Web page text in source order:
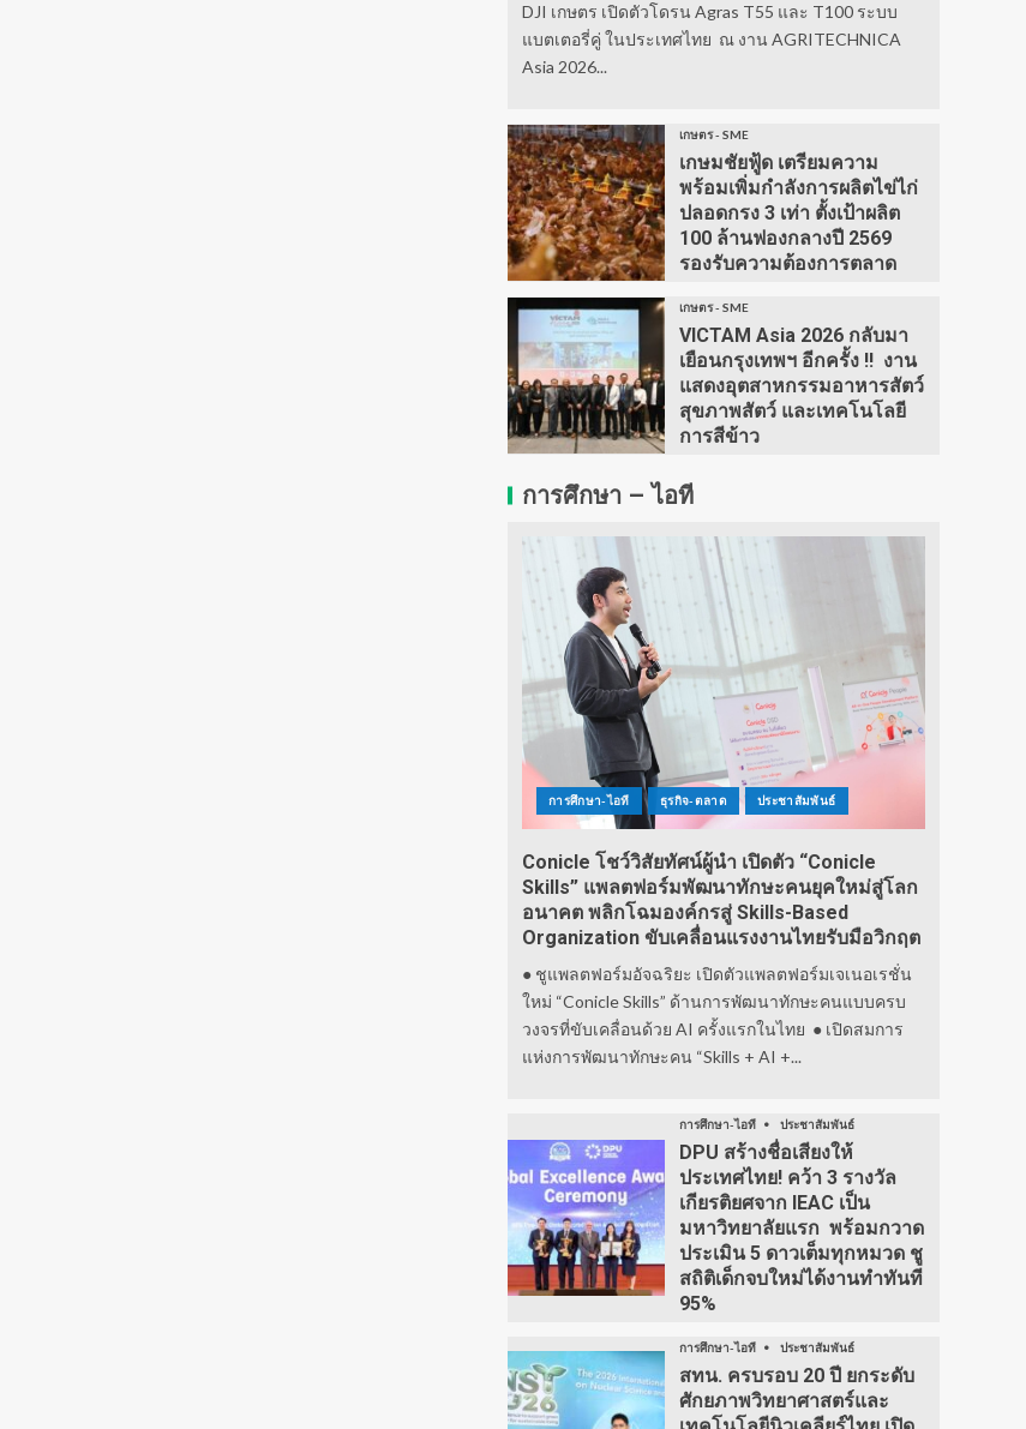
DJI เกษตร เปิดตัวโดรน Agras T55 และ T100 ระบบ
แบตเตอรี่คู่ ในประเทศไทย ณ งาน AGRITECHNICA
Asia 2026...
เกษตร - SME
เกษมชัยฟู้ด เตรียมความ
พร้อมเพิ่มกำลังการผลิตไข่ไก่
ปลอดกรง 3 เท่า ตั้งเป้าผลิต
100 ล้านฟองกลางปี 2569
รองรับความต้องการตลาด
เกษตร - SME
VICTAM Asia 2026 กลับมา
เยือนกรุงเทพฯ อีกครั้ง !! งาน
แสดงอุตสาหกรรมอาหารสัตว์
สุขภาพสัตว์ และเทคโนโลยี
การสีข้าว
การศึกษา – ไอที
การศึกษา-ไอที ธุรกิจ-ตลาด ประชาสัมพันธ์
Conicle โชว์วิสัยทัศน์ผู้นำ เปิดตัว “Conicle
Skills” แพลตฟอร์มพัฒนาทักษะคนยุคใหม่สู่โลก
อนาคต พลิกโฉมองค์กรสู่ Skills-Based
Organization ขับเคลื่อนแรงงานไทยรับมือวิกฤต
● ชูแพลตฟอร์มอัจฉริยะ เปิดตัวแพลตฟอร์มเจเนอเรชั่น
ใหม่ “Conicle Skills” ด้านการพัฒนาทักษะคนแบบครบ
วงจรที่ขับเคลื่อนด้วย AI ครั้งแรกในไทย ● เปิดสมการ
แห่งการพัฒนาทักษะคน “Skills + AI +...
การศึกษา-ไอที ประชาสัมพันธ์
DPU สร้างชื่อเสียงให้
ประเทศไทย! คว้า 3 รางวัล
เกียรติยศจาก IEAC เป็น
มหาวิทยาลัยแรก พร้อมกวาด
ประเมิน 5 ดาวเต็มทุกหมวด ชู
สถิติเด็กจบใหม่ได้งานทำทันที
95%
การศึกษา-ไอที ประชาสัมพันธ์
สทน. ครบรอบ 20 ปี ยกระดับ
ศักยภาพวิทยาศาสตร์และ